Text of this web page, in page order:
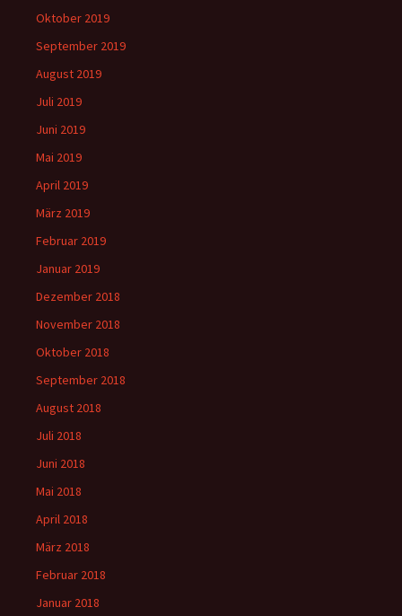
Oktober 2019
September 2019
August 2019
Juli 2019
Juni 2019
Mai 2019
April 2019
März 2019
Februar 2019
Januar 2019
Dezember 2018
November 2018
Oktober 2018
September 2018
August 2018
Juli 2018
Juni 2018
Mai 2018
April 2018
März 2018
Februar 2018
Januar 2018